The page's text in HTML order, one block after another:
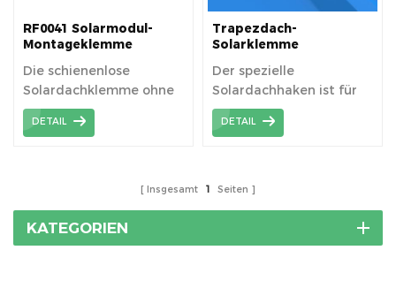
RF0041 Solarmodul-
Montageklemme
Die schienenlose
Solardachklemme ohne
Durchdringung der
Dachfläche.
DETAIL
Trapezdach-
Solarklemme
Der spezielle
Solardachhaken ist für
das Trapezdach
geeignet.
DETAIL
Insgesamt 1 Seiten
KATEGORIEN